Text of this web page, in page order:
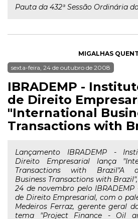
Pauta da 432ª Sessão Ordinária do
MIGALHAS
sexta-feira, 24 de outubro de 2008
IBRADEMP -
de Direito
"International
Transactions with
Lançamento IBRADEMP -
Direito Empresarial lança
Transactions with Brazil"A
Business Transactions with
24 de novembro pelo
de Direito Empresarial, com o
Medeiros Ferraz, gerente geral
tema "Project Finance - Oil